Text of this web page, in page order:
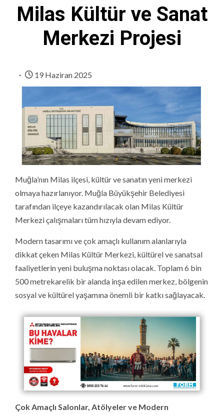
Milas Kültür ve Sanat
Merkezi Projesi
19 Haziran 2025
Muğla’nın Milas ilçesi, kültür ve sanatın yeni merkezi
olmaya hazırlanıyor. Muğla Büyükşehir Belediyesi
tarafından ilçeye kazandırılacak olan Milas Kültür
Merkezi çalışmaları tüm hızıyla devam ediyor.
Modern tasarımı ve çok amaçlı kullanım alanlarıyla
dikkat çeken Milas Kültür Merkezi, kültürel ve sanatsal
faaliyetlerin yeni buluşma noktası olacak. Toplam 6 bin
500 metrekarelik bir alanda inşa edilen merkez, bölgenin
sosyal ve kültürel yaşamına önemli bir katkı sağlayacak.
Çok Amaçlı Salonlar, Atölyeler ve Modern